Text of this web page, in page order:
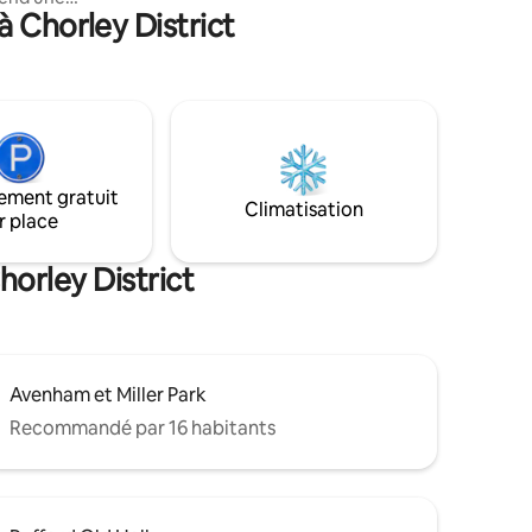
bain,
dans le
accueil
garez
de
DE
parfait entre détente et aventure grâce
à cet emplacement central pratique.
Chorley District
gratuit
place
Climatisation
District
Avenham et Miller Park
Recommandé par 16 habitants